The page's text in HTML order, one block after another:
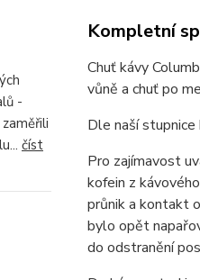
-
číst
Kompletní
Chuť kávy
vůně a chuť po
Dle naší
Pro zajímavost
kofein z
průnik a kontakt
bylo opět
do odstranění